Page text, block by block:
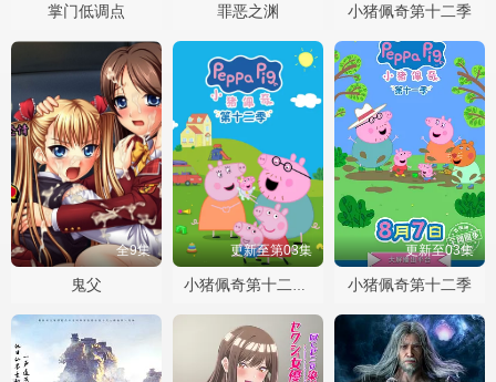
掌门低调点 罪恶之渊 小猪佩奇第十二季
全9集
鬼父
更新至第03集
小猪佩奇第十二季国语
更新至03集
小猪佩奇第十二季